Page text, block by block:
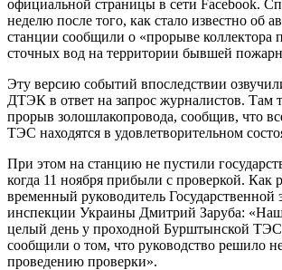
официальной страницы в сети Facebook.
неделю после того, как стало известно об
станции сообщили о «прорыве
сточных вод на территории бывшей
Эту версию событий впоследствии
ДТЭК в ответ на запрос журналистов. Там
прорыв золошлакопровода, сообщив, что
ТЭС находятся в удовлетворительном
При этом на станцию ​​не пустили
когда 11 ноября прибыли с проверкой. Как
временный руководитель Государственной
инспекции Украины Дмитрий Заруба:
целый день у проходной Бурштынской
сообщили о том, что руководство решило
проведению проверки».